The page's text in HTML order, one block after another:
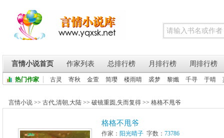
言情小说首页 作家列表 总排行榜 月排行榜 周排行榜
热门作家 古灵 寄秋 金萱 简璎 楼雨晴 裘梦 黎孅 千寻 于晴
言情小说 >> 古代,清朝,大陆 >> 破镜重圆,失而复得 >> 格格不甩爷
格格不甩爷
作家： 阳光晴子 字数： 73786